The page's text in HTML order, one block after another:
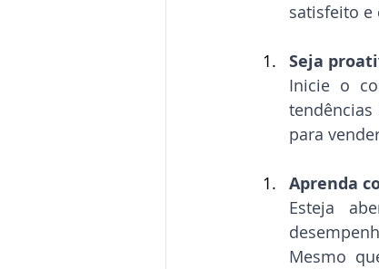
satisfeito e
Seja
Inicie o
para
Aprenda
Esteja
Mesmo